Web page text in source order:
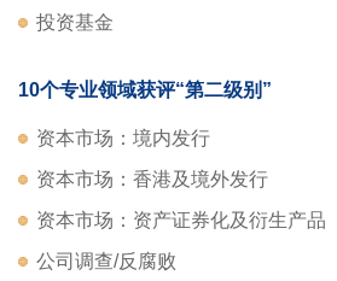
投资基金
10个专业领域获评“第二级别”
资本市场：境内发行
资本市场：香港及境外发行
资本市场：资产证券化及衍生产品
公司调查/反腐败